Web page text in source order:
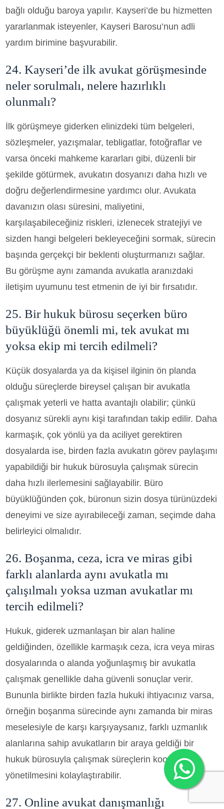
bağlı olduğu baroya yapılır. Kayseri’de bu hizmetten
yararlanmak isteyenler, Kayseri Barosu’nun adli
yardım birimine başvurabilir.
24. Kayseri’de ilk avukat görüşmesinde
neler sorulmalı, nelere hazırlıklı
olunmalı?
İlk görüşmeye giderken elinizdeki tüm belgeleri,
sözleşmeler, yazışmalar, tebligatlar, fotoğraflar ve
varsa önceki mahkeme kararları gibi, düzenli bir
şekilde götürmek, avukatın dosyanızı daha hızlı ve
doğru değerlendirmesine yardımcı olur. Avukata
davanızın olası süresini, maliyetini,
karşılaşabileceğiniz riskleri, izlenecek stratejiyi ve
sizden hangi belgeleri bekleyeceğini sormak, sürecin
başında gerçekçi bir beklenti oluşturmanızı sağlar.
Bu görüşme aynı zamanda avukatla aranızdaki
iletişim uyumunu test etmenin de iyi bir fırsatıdır.
25. Bir hukuk bürosu seçerken büro
büyüklüğü önemli mi, tek avukat mı
yoksa ekip mi tercih edilmeli?
Küçük dosyalarda ya da kişisel ilginin ön planda
olduğu süreçlerde bireysel çalışan bir avukatla
çalışmak yeterli ve hatta avantajlı olabilir; çünkü
dosyanız sürekli aynı kişi tarafından takip edilir. Daha
karmaşık, çok yönlü ya da aciliyet gerektiren
dosyalarda ise, birden fazla avukatın görev paylaşımı
yapabildiği bir hukuk bürosuyla çalışmak sürecin
daha hızlı ilerlemesini sağlayabilir. Büro
büyüklüğünden çok, büronun sizin dosya türünüzdeki
deneyimi ve size ayırabileceği zaman, seçimde daha
belirleyici olmalıdır.
26. Boşanma, ceza, icra ve miras gibi
farklı alanlarda aynı avukatla mı
çalışılmalı yoksa uzman avukatlar mı
tercih edilmeli?
Hukuk, giderek uzmanlaşan bir alan haline
geldiğinden, özellikle karmaşık ceza, icra veya miras
dosyalarında o alanda yoğunlaşmış bir avukatla
çalışmak genellikle daha güvenli sonuçlar verir.
Bununla birlikte birden fazla hukuki ihtiyacınız varsa,
örneğin boşanma sürecinde aynı zamanda bir miras
meselesiyle de karşı karşıyaysanız, farklı uzmanlık
alanlarına sahip avukatların bir araya geldiği bir
hukuk bürosuyla çalışmak süreçlerin koordineli
yönetilmesini kolaylaştırabilir.
27. Online avukat danışmanlığı